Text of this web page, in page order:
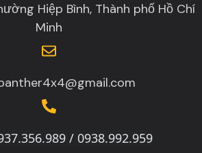
Hiệp Bình, Thành phố Hồ Chí
Minh
/ 0938.992.959